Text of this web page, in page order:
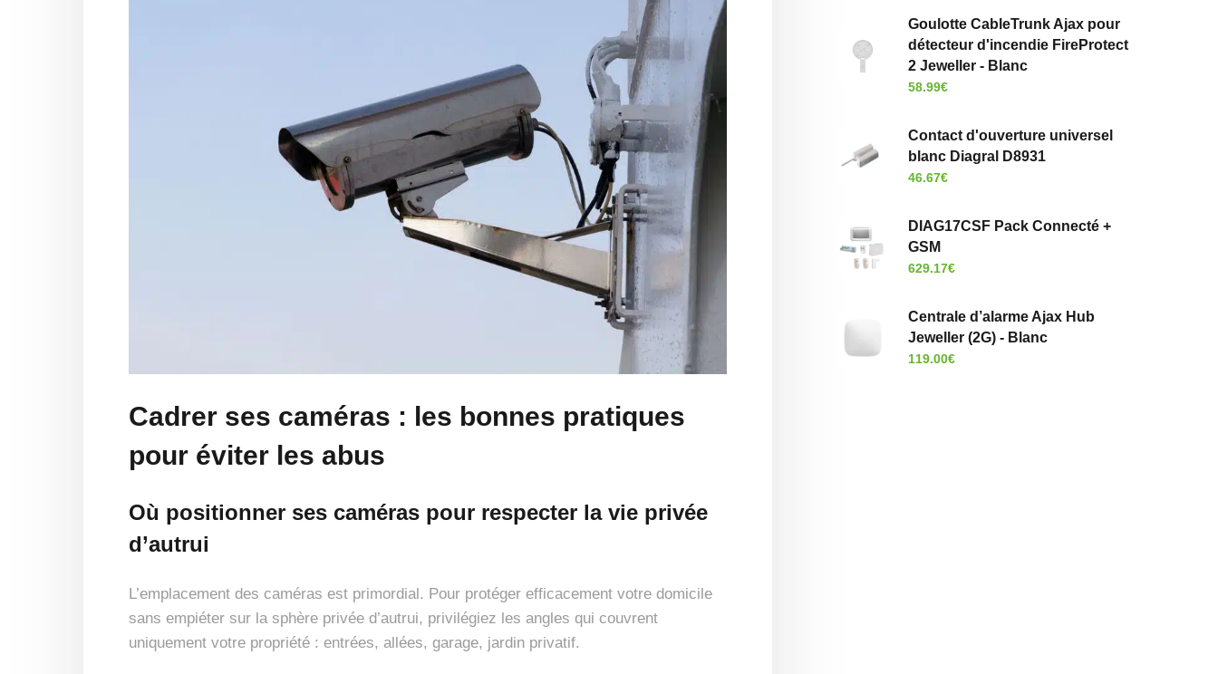
Cadrer ses caméras : les bonnes pratiques
pour éviter les abus
Où positionner ses caméras pour respecter la vie privée
d’autrui
L’emplacement des caméras est primordial. Pour protéger efficacement votre domicile
sans empiéter sur la sphère privée d’autrui, privilégiez les angles qui couvrent
uniquement votre propriété : entrées, allées, garage, jardin privatif.
Goulotte CableTrunk Ajax pour
détecteur d'incendie FireProtect
2 Jeweller - Blanc
58.99€
Contact d'ouverture universel
blanc Diagral D8931
46.67€
DIAG17CSF Pack Connecté +
GSM
629.17€
Centrale d’alarme Ajax Hub
Jeweller (2G) - Blanc
119.00€